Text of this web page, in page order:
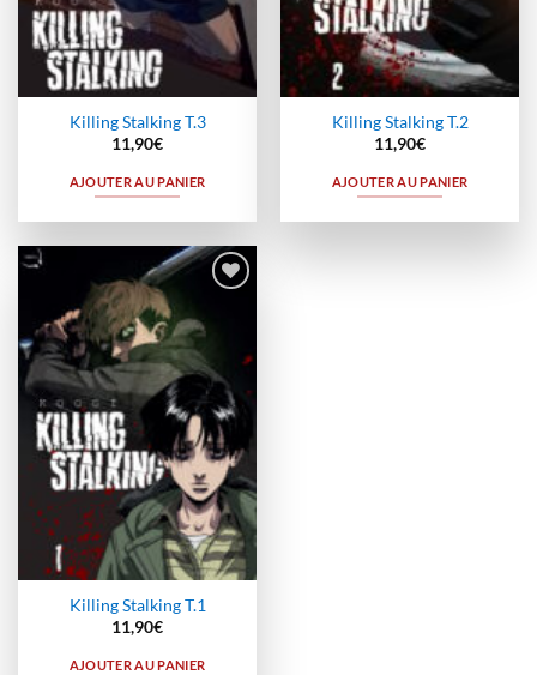
Killing Stalking T.3
11,90€
AJOUTER AU PANIER
Killing Stalking T.2
11,90€
AJOUTER AU PANIER
wishlist
Killing Stalking T.1
11,90€
AJOUTER AU PANIER